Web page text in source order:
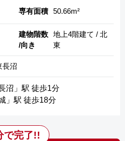
専有面積 50.66m²
建物階数
/向き
地上4階建て / 北
東
長沼
沼」駅 徒歩1分
」駅 徒歩18分
で完了!!